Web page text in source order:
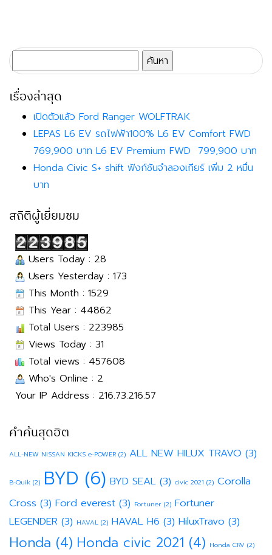
สำหรับ:
เรื่องล่าสุด
เปิดตัวแล้ว Ford Ranger WOLFTRAK
LEPAS L6 EV รถไฟฟ้า100% L6 EV Comfort FWD
769,900 บาท L6 EV Premium FWD 799,900 บาท
Honda Civic S+ shift ฟังก์ชันจำลองเกียร์ เพิ่ม 2 หมื่น
บาท
สถิติผู้เยี่ยมชม
Users Today : 28
Users Yesterday : 173
This Month : 1529
This Year : 44862
Total Users : 223985
Views Today : 31
Total views : 457608
Who's Online : 2
Your IP Address : 216.73.216.57
คำค้นสุดฮิต
ALL-NEW NISSAN KICKS e-POWER (2) ALL NEW HILUX TRAVO (3)
B-Quik (2) BYD (6) BYD SEAL (3) civic 2021 (2) Corolla
Cross (3) Ford everest (3) Fortuner (2) Fortuner
LEGENDER (3) HAVAL (2) HAVAL H6 (3) HiluxTravo (3)
Honda (4) Honda civic 2021 (4) Honda CRV (2)